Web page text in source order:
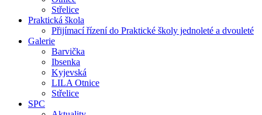
Střelice
Praktická škola
Přijímací řízení do Praktické školy jednoleté a dvouleté
Galerie
Barvička
Ibsenka
Kyjevská
LILA Otnice
Střelice
SPC